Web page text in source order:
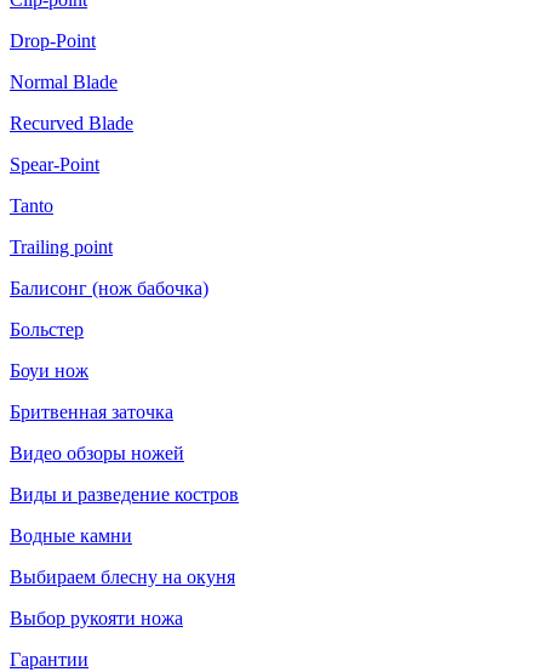
Drop-Point
Normal Blade
Recurved Blade
Spear-Point
Tanto
Trailing point
Балисонг (нож бабочка)
Больстер
Боуи нож
Бритвенная заточка
Видео обзоры ножей
Виды и разведение костров
Водные камни
Выбираем блесну на окуня
Выбор рукояти ножа
Гарантии